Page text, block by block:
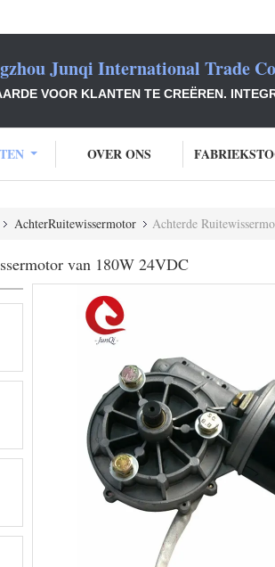
Junqi International Trade
VOOR KLANTEN TE CREËREN.
OVER ONS
AchterRuitewissermotor Achterde
van 180W 24VDC